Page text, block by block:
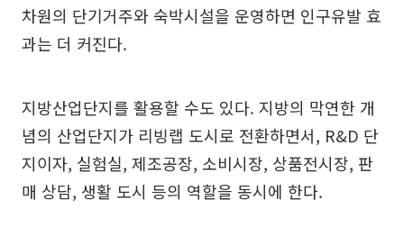
차원의 단기거주와 숙박시설을 운영하면 인구유발 효
과는 더 커진다.
지방산업단지를 활용할 수도 있다. 지방의 막연한 개
념의 산업단지가 리빙랩 도시로 전환하면서, R&D 단
지이자, 실험실, 제조공장, 소비시장, 상품전시장, 판
매 상담, 생활 도시 등의 역할을 동시에 한다.